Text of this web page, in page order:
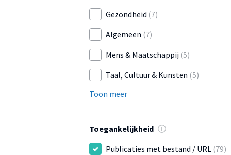
Gezondheid (7)
Algemeen (7)
Mens & Maatschappij (5)
Taal, Cultuur & Kunsten (5)
Toon meer
Toegankelijkheid
Publicaties met bestand / URL (79)